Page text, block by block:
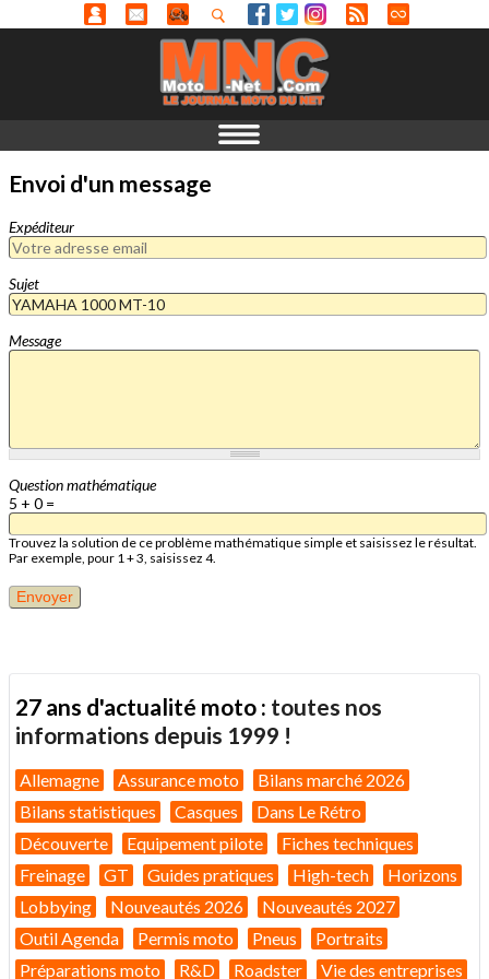
Envoi d'un message
Expéditeur
Sujet
Message
Question mathématique
5 + 0 =
Trouvez la solution de ce problème mathématique simple et saisissez le résultat.
Par exemple, pour 1 + 3, saisissez 4.
27 ans d'actualité moto : toutes nos
informations depuis 1999 !
Allemagne Assurance moto
Bilans marché 2026
Bilans statistiques
Casques
Dans Le Rétro
Découverte
Equipement pilote
Fiches techniques
Freinage
GT Guides pratiques High-tech
Horizons
Lobbying
Nouveautés 2026
Nouveautés 2027
Outil Agenda
Permis moto Pneus
Portraits
Préparations moto
R&D Roadster Vie des entreprises